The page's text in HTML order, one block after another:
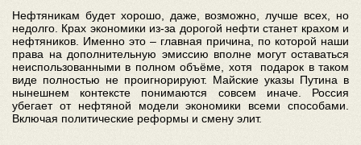
Нефтяникам будет хорошо, даже, возможно, лучше всех, но
недолго. Крах экономики из-за дорогой нефти станет крахом и
нефтяников. Именно это – главная причина, по которой наши
права на дополнительную эмиссию вполне могут оставаться
неиспользованными в полном объёме, хотя подарок в таком
виде полностью не проигнорируют. Майские указы Путина в
нынешнем контексте понимаются совсем иначе. Россия
убегает от нефтяной модели экономики всеми способами.
Включая политические реформы и смену элит.